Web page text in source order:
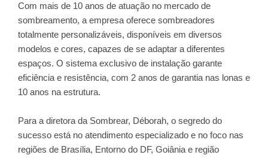
Com mais de 10 anos de atuação no mercado de
sombreamento, a empresa oferece sombreadores
totalmente personalizáveis, disponíveis em diversos
modelos e cores, capazes de se adaptar a diferentes
espaços. O sistema exclusivo de instalação garante
eficiência e resistência, com 2 anos de garantia nas lonas e
10 anos na estrutura.
Para a diretora da Sombrear, Déborah, o segredo do
sucesso está no atendimento especializado e no foco nas
regiões de Brasília, Entorno do DF, Goiânia e região